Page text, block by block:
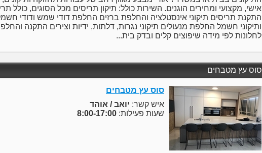
אישי, מקצועי ומחירים הוגנים. השירות כולל: תיקון תריסים מכל הסוגים, כולל
התקנת תריסים תיקוני אינסטלציה והחלפת ברזים החלפת דודי שמש ודודי
ותיקוני חשמל החלפת מנעולים תיקוני נגרות, דלתות, ידיות וצירים התקנה
לחלונות לפי מידה שיפוצים קלים ובדק בית...
סוס עץ מטבחים
סוס עץ מטבחים
איש קשר: יואב / אוהד
שעות פעילות: 8:00-17:00